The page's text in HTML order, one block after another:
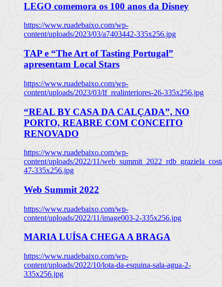
LEGO comemora os 100 anos da Disney
https://www.ruadebaixo.com/wp-
content/uploads/2023/03/a7403442-335x256.jpg
TAP e “The Art of Tasting Portugal”
apresentam Local Stars
https://www.ruadebaixo.com/wp-
content/uploads/2023/03/lf_realinteriores-26-335x256.jpg
“REAL BY CASA DA CALÇADA”, NO
PORTO, REABRE COM CONCEITO
RENOVADO
https://www.ruadebaixo.com/wp-
content/uploads/2022/11/
47-335x256.jpg
Web Summit 2022
https://www.ruadebaixo.com/wp-
content/uploads/2022/11/image003-2-335x256.jpg
MARIA LUÍSA CHEGA A BRAGA
https://www.ruadebaixo.com/wp-
content/uploads/2022/10/lota-da-esquina-sala-agua-2-
335x256.jpg